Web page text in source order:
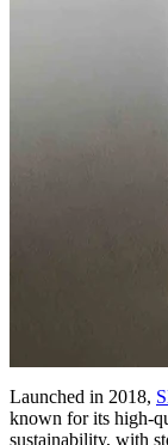
Launched in 2018,
known for its high-
sustainability, with